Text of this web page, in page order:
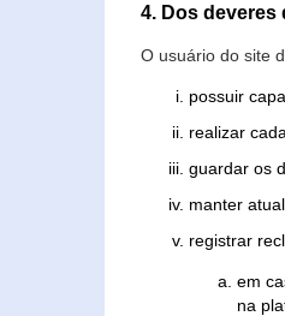
4. Dos
O usuário do site
possuir
realizar
guardar os
manter
registrar
em
na